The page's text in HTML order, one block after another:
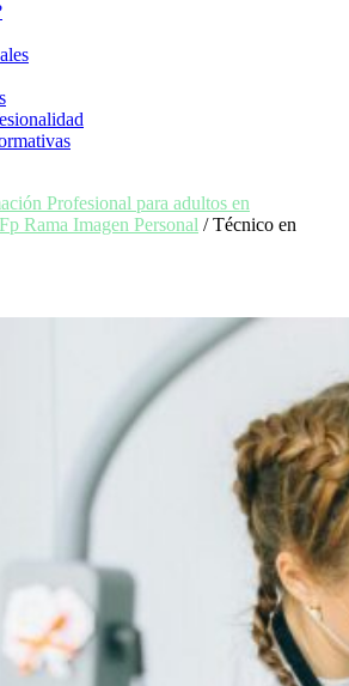
Profesional para adultos en
Fp Rama Imagen Personal / Técnico en